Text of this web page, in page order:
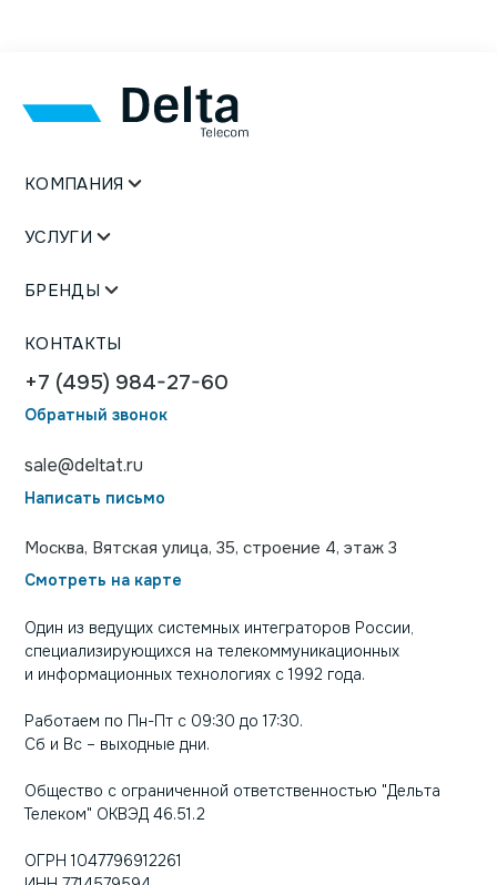
КОМПАНИЯ
УСЛУГИ
БРЕНДЫ
КОНТАКТЫ
+7 (495) 984-27-60
Обратный звонок
sale@deltat.ru
Написать письмо
Москва, Вятская улица, 35, строение 4, этаж 3
Смотреть на карте
Один из ведущих системных интеграторов России,
специализирующихся на телекоммуникационных
и информационных технологиях с 1992 года.
Работаем по Пн-Пт с 09:30 до 17:30.
Сб и Вс – выходные дни.
Общество с ограниченной ответственностью "Дельта
Телеком" ОКВЭД 46.51.2
ОГРН 1047796912261